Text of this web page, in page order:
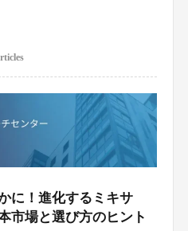
に！進化するミキサ
市場と選び方のヒント